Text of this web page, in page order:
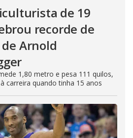
de 19
recorde de
Arnold
1,80 metro e pesa 111 quilos,
carreira quando tinha 15 anos